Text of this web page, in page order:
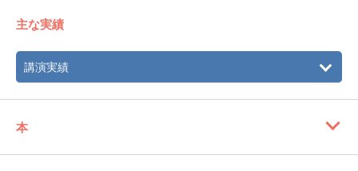
主な実績
講演実績
本